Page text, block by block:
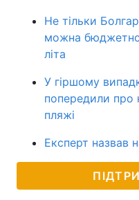
Не тільки
можна бюджетно
літа
У гіршому
попередили про
пляжі
Експерт назвав